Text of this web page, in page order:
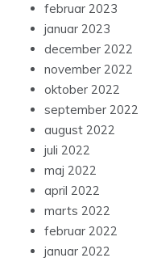
februar 2023
januar 2023
december 2022
november 2022
oktober 2022
september 2022
august 2022
juli 2022
maj 2022
april 2022
marts 2022
februar 2022
januar 2022